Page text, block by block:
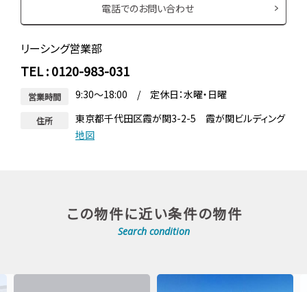
電話でのお問い合わせ
リーシング営業部
TEL : 0120-983-031
営業時間 9:30～18:00 / 定休日：水曜・日曜
住所
東京都千代田区霞が関3-2-5 霞が関ビルディング
地図
この物件に近い条件の物件
Search condition